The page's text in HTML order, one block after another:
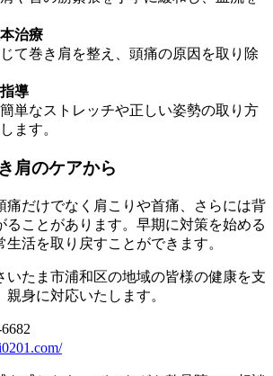
治療
て巻き肩を整え、頭痛の原因を取り除
導
単なストレッチや正しい姿勢の取り方
ます。
肩のケアから
痛だけでなく肩こりや首痛、さらには背
ることがあります。早期に対策を始める
生活を取り戻すことができます。
いたま市浦和区の地域の皆様の健康を支
身に対応いたします。
6682